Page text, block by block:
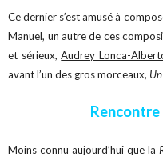
Ce dernier s’est amusé à
Manuel, un autre de ces
et sérieux,Audrey Lonca-
avant l’un des gros morceaux,
Moins connu aujourd’hui que la